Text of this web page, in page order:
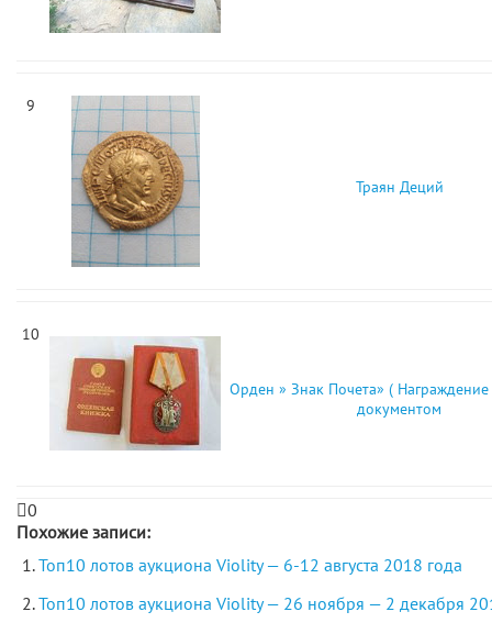
9
Траян Деций
10
Орден » Знак Почета» ( Награждение
документом
0
Похожие записи:
Топ10 лотов аукциона Violity — 6-12 августа 2018 года
Топ10 лотов аукциона Violity — 26 ноября — 2 декабря